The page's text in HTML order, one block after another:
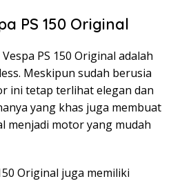
PS 150 Original
PS 150 Original adalah
Meskipun sudah berusia
ini tetap terlihat elegan dan
yang khas juga membuat
menjadi motor yang mudah
Original juga memiliki